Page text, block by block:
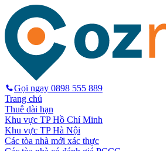
Gọi ngay 0898 555 889
Trang chủ
Thuê dài hạn
Khu vực TP Hồ Chí Minh
Khu vực TP Hà Nội
Các tòa nhà mới xác thực